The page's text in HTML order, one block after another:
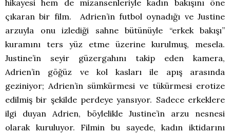
hikayesi hem de mizansenleriyle kadın bakışını öne
çıkaran bir film. Adrien’in futbol oynadığı ve Justine
arzuyla onu izlediği sahne bütünüyle “erkek bakışı”
kuramını ters yüz etme üzerine kurulmuş, mesela.
Justine’in seyir güzergahını takip eden kamera,
Adrien’in göğüz ve kol kasları ile apış arasında
geziniyor; Adrien’in sümkürmesi ve tükürmesi erotize
edilmiş bir şekilde perdeye yansıyor. Sadece erkeklere
ilgi duyan Adrien, böylelikle Justine’in arzu nesnesi
olarak kuruluyor. Filmin bu sayede, kadın iktidarını